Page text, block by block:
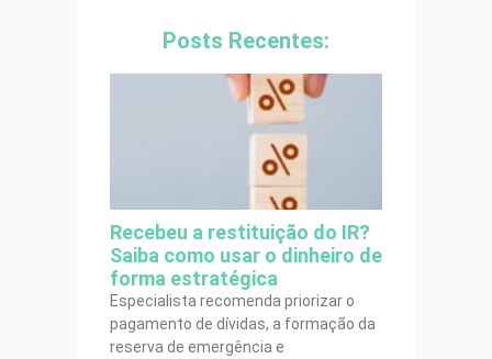
Posts Recentes:
Recebeu a restituição do IR?
Saiba como usar o dinheiro de
forma estratégica
Especialista recomenda priorizar o
pagamento de dívidas, a formação da
reserva de emergência e